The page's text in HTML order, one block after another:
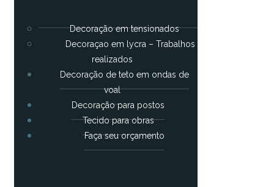
Decoração em tensionados
Decoraçao em lycra – Trabalhos
realizados
Decoração de teto em ondas de
voal
Decoração para postos
Tecido para obras
Faça seu orçamento